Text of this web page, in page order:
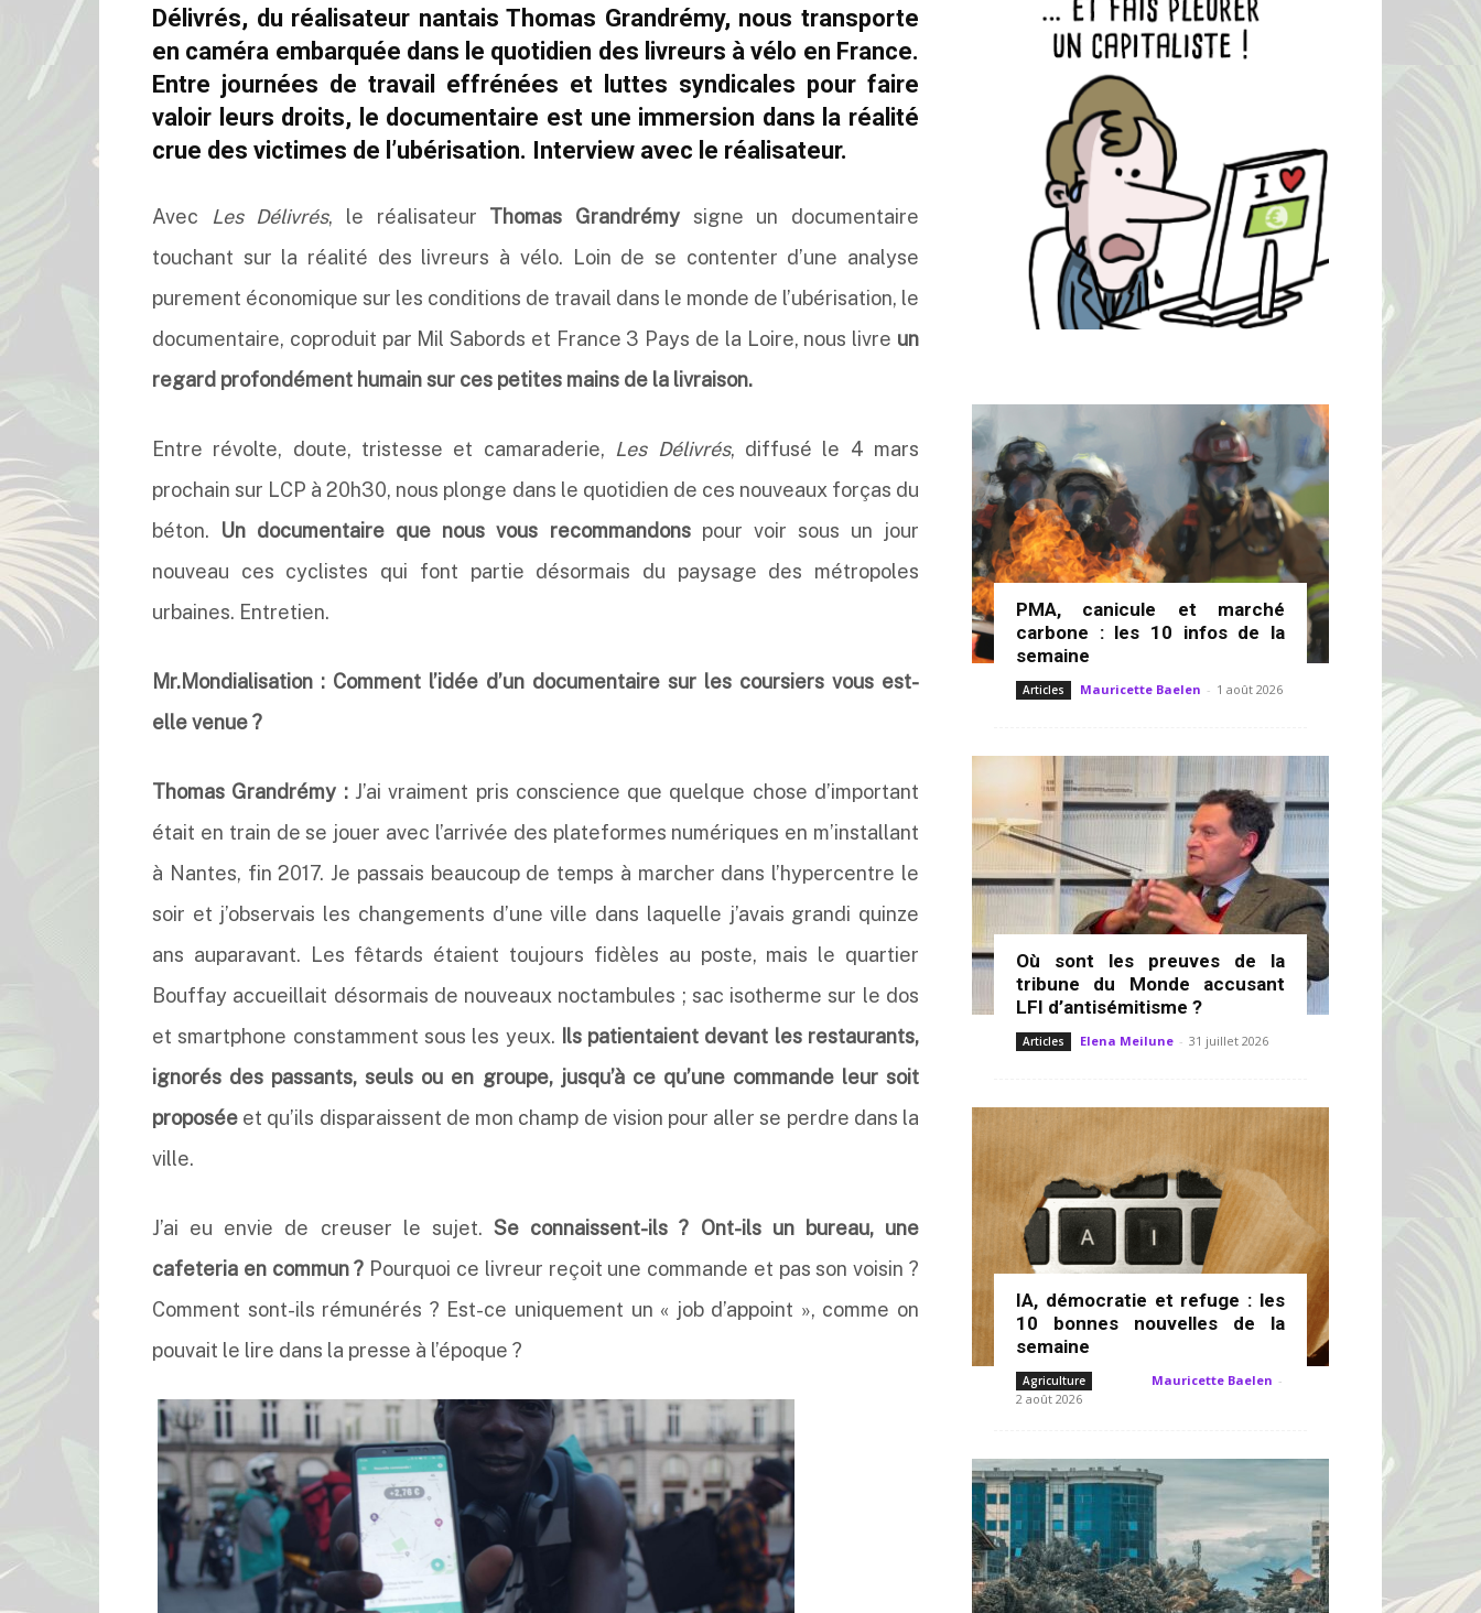
Délivrés, du réalisateur nantais Thomas Grandrémy, nous transporte
en caméra embarquée dans le quotidien des livreurs à vélo en France.
Entre journées de travail effrénées et luttes syndicales pour faire
valoir leurs droits, le documentaire est une immersion dans la réalité
crue des victimes de l’ubérisation. Interview avec le réalisateur.
Avec Les Délivrés, le réalisateur Thomas Grandrémy signe un documentaire
touchant sur la réalité des livreurs à vélo. Loin de se contenter d’une analyse
purement économique sur les conditions de travail dans le monde de l’ubérisation, le
documentaire, coproduit par Mil Sabords et France 3 Pays de la Loire, nous livre un
regard profondément humain sur ces petites mains de la livraison.
Entre révolte, doute, tristesse et camaraderie, Les Délivrés, diffusé le 4 mars
prochain sur LCP à 20h30, nous plonge dans le quotidien de ces nouveaux forças du
béton. Un documentaire que nous vous recommandonspour voir sous un jour
nouveau ces cyclistes qui font partie désormais du paysage des métropoles
urbaines. Entretien.
Mr.Mondialisation : Comment l’idée d’un documentaire sur les coursiers vous est-
elle venue ?
Thomas Grandrémy :J’ai vraiment pris conscience que quelque chose d’important
était en train de se jouer avec l’arrivée des plateformes numériques en m’installant
à Nantes, fin 2017. Je passais beaucoup de temps à marcher dans l’hypercentre le
soir et j’observais les changements d’une ville dans laquelle j’avais grandi quinze
ans auparavant. Les fêtards étaient toujours fidèles au poste, mais le quartier
Bouffay accueillait désormais de nouveaux noctambules ; sac isotherme sur le dos
et smartphone constamment sous les yeux. Ils patientaient devant les restaurants,
ignorés des passants, seuls ou en groupe, jusqu’à ce qu’une commande leur soit
proposée et qu’ils disparaissent de mon champ de vision pour aller se perdre dans la
ville.
J’ai eu envie de creuser le sujet.Se connaissent-ils ? Ont-ils un bureau, une
cafeteria en commun ? Pourquoi ce livreur reçoit une commande et pas son voisin ?
Comment sont-ils rémunérés ? Est-ce uniquement un « job d’appoint », comme on
pouvait le lire dans la presse à l’époque ?
PMA, canicule et marché
carbone : les 10 infos de la
semaine
Articles Mauricette Baelen - 1 août 2026
Où sont les preuves de la
tribune du Monde accusant
LFI d’antisémitisme ?
Articles Elena Meilune - 31 juillet 2026
IA, démocratie et refuge : les
10 bonnes nouvelles de la
semaine
Agriculture Mauricette Baelen -
2 août 2026